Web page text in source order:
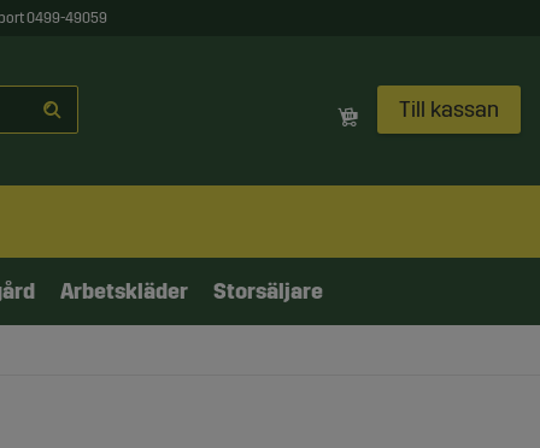
0499-49059
Till kassan
Arbetskläder Storsäljare